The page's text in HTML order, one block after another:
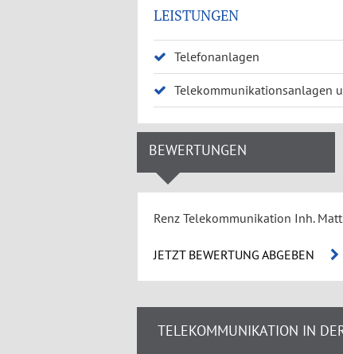
LEISTUNGEN
Telefonanlagen
Telekommunikationsanlagen
BEWERTUNGEN
Renz Telekommunikation Inh.
JETZT BEWERTUNG ABGEBEN
TELEKOMMUNIKATION IN